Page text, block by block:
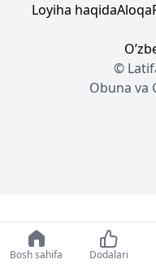
Loyiha haqidaAloqa
©
Obuna va
Bosh sahifa Dodalari